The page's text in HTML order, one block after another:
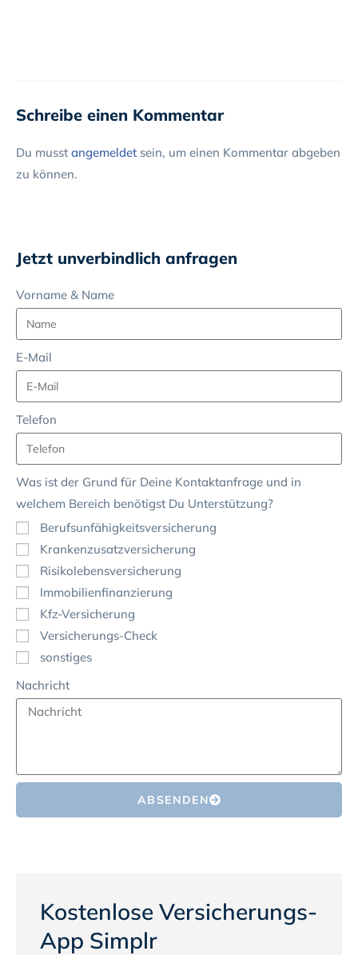
Schreibe einen Kommentar
Du musst angemeldet sein, um einen Kommentar abgeben
zu können.
Jetzt unverbindlich anfragen
Vorname & Name
E-Mail
Telefon
Was ist der Grund für Deine Kontaktanfrage und in
welchem Bereich benötigst Du Unterstützung?
Berufsunfähigkeitsversicherung
Krankenzusatzversicherung
Risikolebensversicherung
Immobilienfinanzierung
Kfz-Versicherung
Versicherungs-Check
sonstiges
Nachricht
ABSENDEN
Kostenlose Versicherungs-
App Simplr